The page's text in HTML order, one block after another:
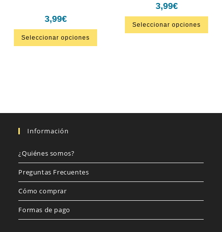
3,99€
Seleccionar opciones
3,99€
Seleccionar opciones
Información
¿Quiénes somos?
Preguntas Frecuentes
Cómo comprar
Formas de pago